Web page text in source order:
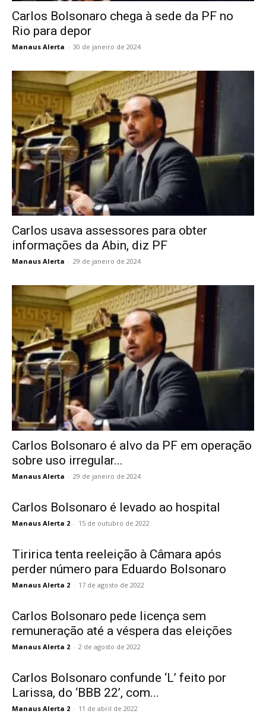
Carlos Bolsonaro chega à sede da PF no
Rio para depor
Manaus Alerta - 30 de janeiro de 2024
Carlos usava assessores para obter
informações da Abin, diz PF
Manaus Alerta - 29 de janeiro de 2024
Carlos Bolsonaro é alvo da PF em operação
sobre uso irregular...
Manaus Alerta - 29 de janeiro de 2024
Carlos Bolsonaro é levado ao hospital
Manaus Alerta 2 - 15 de outubro de 2022
Tiririca tenta reeleição à Câmara após
perder número para Eduardo Bolsonaro
Manaus Alerta 2 - 17 de agosto de 2022
Carlos Bolsonaro pede licença sem
remuneração até a véspera das eleições
Manaus Alerta 2 - 2 de agosto de 2022
Carlos Bolsonaro confunde ‘L’ feito por
Larissa, do ‘BBB 22’, com...
Manaus Alerta 2 - 11 de abril de 2022